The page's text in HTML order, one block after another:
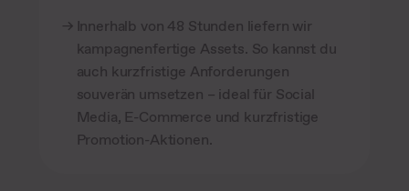
Innerhalb von 48 Stunden liefern wir
kampagnenfertige Assets. So kannst du
auch kurzfristige Anforderungen
souverän umsetzen – ideal für Social
Media, E-Commerce und kurzfristige
Promotion-Aktionen.